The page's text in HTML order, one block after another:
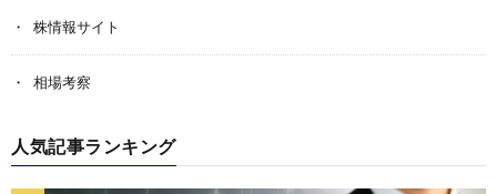
株情報サイト
相場考察
人気記事ランキング